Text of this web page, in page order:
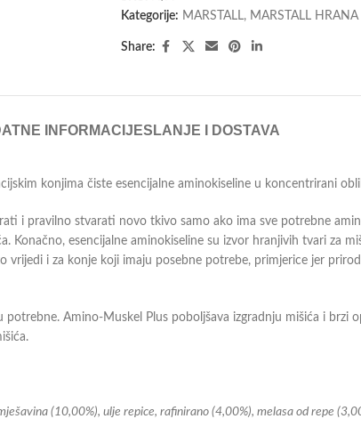
Kategorije: MARSTALL, MARSTALL
Share:
INFORMACIJESLANJE I DOSTAVA
konjima čiste esencijalne aminokiseline u koncentrirani
i pravilno stvarati novo tkivo samo ako ima sve potrebne
esencijalne aminokiseline su izvor hranjivih tvari za
i za konje koji imaju posebne potrebe, primjerice jer
Amino-Muskel Plus poboljšava izgradnju mišića i brzi
(10,00%), ulje repice, rafinirano (4,00%), melasa od repe